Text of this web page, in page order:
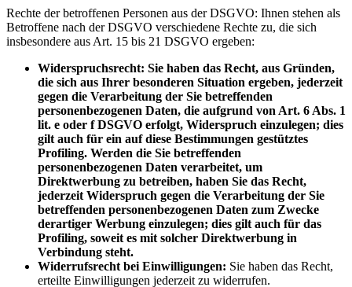
Rechte der betroffenen Personen aus der DSGVO: Ihnen stehen als
Betroffene nach der DSGVO verschiedene Rechte zu, die sich
insbesondere aus Art. 15 bis 21 DSGVO ergeben:
Widerspruchsrecht: Sie haben das Recht, aus Gründen,
die sich aus Ihrer besonderen Situation ergeben, jederzeit
gegen die Verarbeitung der Sie betreffenden
personenbezogenen Daten, die aufgrund von Art. 6 Abs. 1
lit. e oder f DSGVO erfolgt, Widerspruch einzulegen; dies
gilt auch für ein auf diese Bestimmungen gestütztes
Profiling. Werden die Sie betreffenden
personenbezogenen Daten verarbeitet, um
Direktwerbung zu betreiben, haben Sie das Recht,
jederzeit Widerspruch gegen die Verarbeitung der Sie
betreffenden personenbezogenen Daten zum Zwecke
derartiger Werbung einzulegen; dies gilt auch für das
Profiling, soweit es mit solcher Direktwerbung in
Verbindung steht.
Widerrufsrecht bei Einwilligungen: Sie haben das Recht,
erteilte Einwilligungen jederzeit zu widerrufen.